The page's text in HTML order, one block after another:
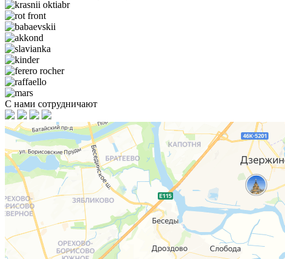
С нами сотрудничают